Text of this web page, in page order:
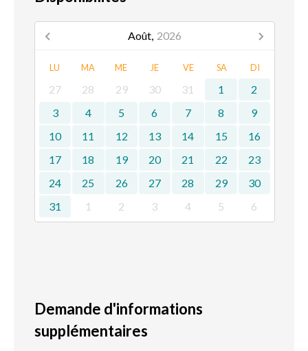
Août, 2026
LU MA ME JE VE SA DI
27 28 29 30 31 1
2
3
4 5 6 7 8
9
10
11 12 13 14 15
16
17
18 19 20 21 22
23
24
25 26 27 28 29
30
31
1 2 3 4 5 6
Demande d'informations
supplémentaires